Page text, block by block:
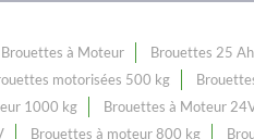
à Moteur Brouettes 25 Ah
motorisées 500 kg
1000 kg Brouettes à Moteur
Brouettes à moteur 800 kg